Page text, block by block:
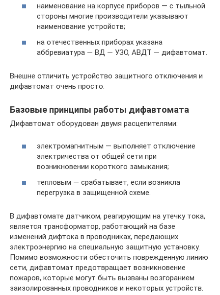
наименование на корпусе приборов — с тыльной
стороны многие производители указывают
наименование устройств;
на отечественных приборах указана
аббревиатура — ВД — УЗО, АВДТ — дифавтомат.
Внешне отличить устройство защитного отключения и
дифавтомат очень просто.
Базовые принципы работы дифавтомата
Дифавтомат оборудован двумя расцепителями:
электромагнитным — выполняет отключение
электричества от общей сети при
возникновении короткого замыкания;
тепловым — срабатывает, если возникла
перегрузка в защищенной схеме.
В дифавтомате датчиком, реагирующим на утечку тока,
является трансформатор, работающий на базе
изменений дифтока в проводниках, передающих
электроэнергию на специальную защитную установку.
Помимо возможности обесточить поврежденную линию
сети, дифавтомат предотвращает возникновение
пожаров, которые могут быть вызваны возгоранием
заизолированных проводников и некоторых устройств.